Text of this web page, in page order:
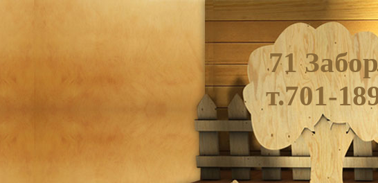
71 Забор
т.701-